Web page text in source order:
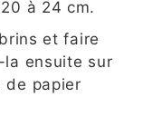
à 24 cm.
et faire
la ensuite sur
de papier